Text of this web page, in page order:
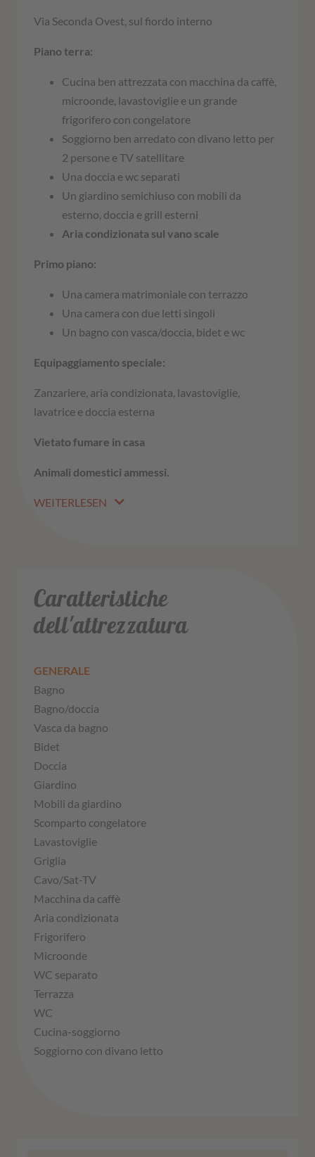
Via Seconda Ovest, sul fiordo interno
Piano terra:
Cucina ben attrezzata con macchina da caffè,
microonde, lavastoviglie e un grande
frigorifero con congelatore
Soggiorno ben arredato con divano letto per
2 persone e TV satellitare
Una doccia e wc separati
Un giardino semichiuso con mobili da
esterno, doccia e grill esterni
Aria condizionata sul vano scale
Primo piano:
Una camera matrimoniale con terrazzo
Una camera con due letti singoli
Un bagno con vasca/doccia, bidet e wc
Equipaggiamento speciale:
Zanzariere, aria condizionata, lavastoviglie,
lavatrice e doccia esterna
Vietato fumare in casa
Animali domestici ammessi.
WEITERLESEN
Caratteristiche
dell'attrezzatura
GENERALE
Bagno
Bagno/doccia
Vasca da bagno
Bidet
Doccia
Giardino
Mobili da giardino
Scomparto congelatore
Lavastoviglie
Griglia
Cavo/Sat-TV
Macchina da caffè
Aria condizionata
Frigorifero
Microonde
WC separato
Terrazza
WC
Cucina-soggiorno
Soggiorno con divano letto